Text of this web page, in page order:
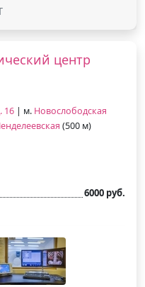
центр
16 | м. Новослободская
(500 м)
6000 руб.